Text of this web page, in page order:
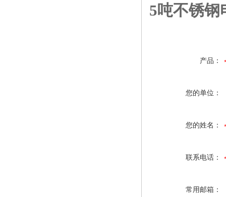
5吨不锈
产品：
您的单位：
您的姓名：
联系电话：
常用邮箱：